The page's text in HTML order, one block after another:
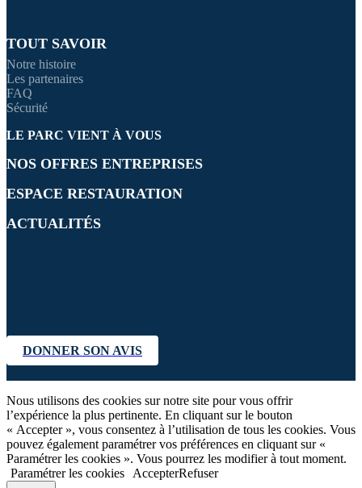
TOUT SAVOIR
Notre histoire
Les partenaires
FAQ
Sécurité
LE PARC VIENT À VOUS
NOS OFFRES ENTREPRISES
ESPACE RESTAURATION
ACTUALITÉS
DONNER SON AVIS
Nous utilisons des cookies sur notre site pour vous offrir
l’expérience la plus pertinente. En cliquant sur le bouton
« Accepter », vous consentez à l’utilisation de tous les cookies. Vous
pouvez également paramétrer vos préférences en cliquant sur «
Paramétrer les cookies ». Vous pourrez les modifier à tout moment.
Paramétrer les cookies
AccepterRefuser